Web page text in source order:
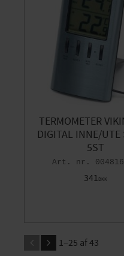
TERMOMETER
DIGITAL INNE/UTE
5ST
341DKK
1–25 af43